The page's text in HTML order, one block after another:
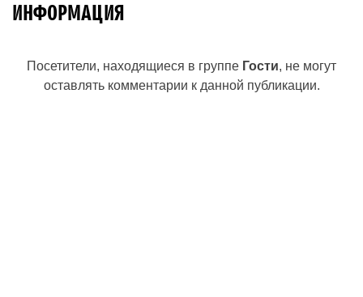
ИНФОРМАЦИЯ
Посетители, находящиеся в группе Гости, не могут
оставлять комментарии к данной публикации.